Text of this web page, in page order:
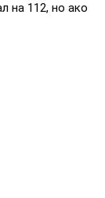
на 112, но ако